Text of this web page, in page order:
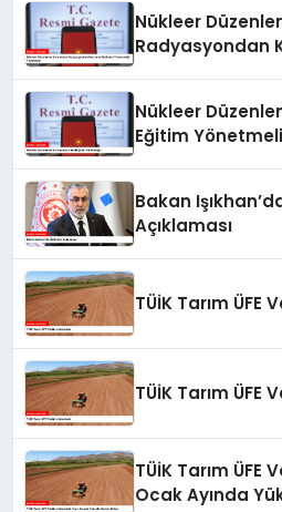
Nükleer
Radyasyondan
Nükleer
Eğitim
Bakan
Açıklaması
TÜİK Tarım ÜFE
TÜİK Tarım ÜFE
TÜİK Tarım ÜFE
Ocak Ayında